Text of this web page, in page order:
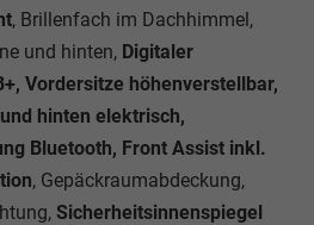
, Brillenfach im Dachhimmel,
und hinten, Digitaler
Vordersitze höhenverstellbar,
hinten elektrisch,
Bluetooth, Front Assist inkl.
, Gepäckraumabdeckung,
Sicherheitsinnenspiegel